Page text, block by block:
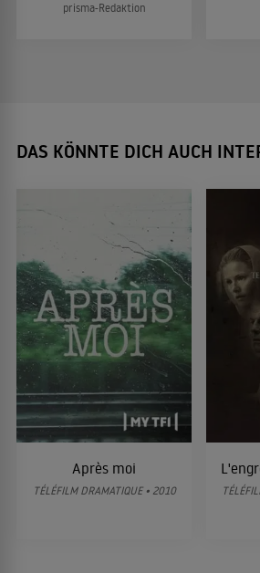
prisma-Redaktion
DAS KÖNNTE DICH AUCH
Après moi
TÉLÉFILM DRAMATIQUE • 2010